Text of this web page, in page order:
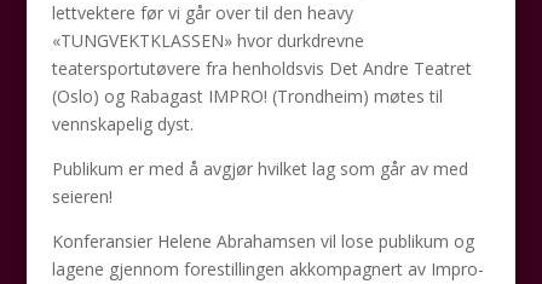
lettvektere før vi går over til den heavy
«TUNGVEKTKLASSEN» hvor durkdrevne
teatersportutøvere fra henholdsvis Det Andre Teatret
(Oslo) og Rabagast IMPRO! (Trondheim) møtes til
vennskapelig dyst.
Publikum er med å avgjør hvilket lag som går av med
seieren!
Konferansier Helene Abrahamsen vil lose publikum og
lagene gjennom forestillingen akkompagnert av Impro-